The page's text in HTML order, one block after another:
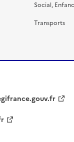
Social,
Transports